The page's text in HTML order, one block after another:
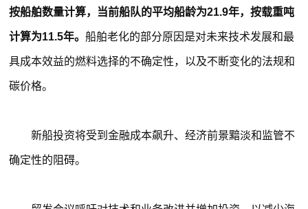
按船舶数量计算，当前船队的平均船龄为21.9年，按载重吨
计算为11.5年。船舶老化的部分原因是对未来技术发展和最
具成本效益的燃料选择的不确定性，以及不断变化的法规和
碳价格。
新船投资将受到金融成本飙升、经济前景黯淡和监管不
确定性的阻碍。